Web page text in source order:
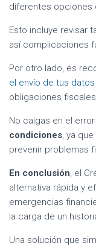
diferentes opciones
Esto incluye revisar
así complicaciones
Por otro lado, es
el envío de tus datos
obligaciones
No caigas en el
condiciones, ya
prevenir problemas
En conclusión, el
alternativa rápida y
emergencias
la carga de un
Una solución que